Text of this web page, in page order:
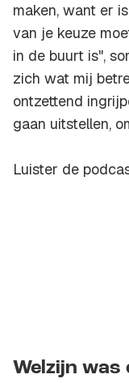
maken, want er
van je keuze
in de buurt is",
zich wat mij
ontzettend
gaan uitstellen,
Luister de
Welzijn was